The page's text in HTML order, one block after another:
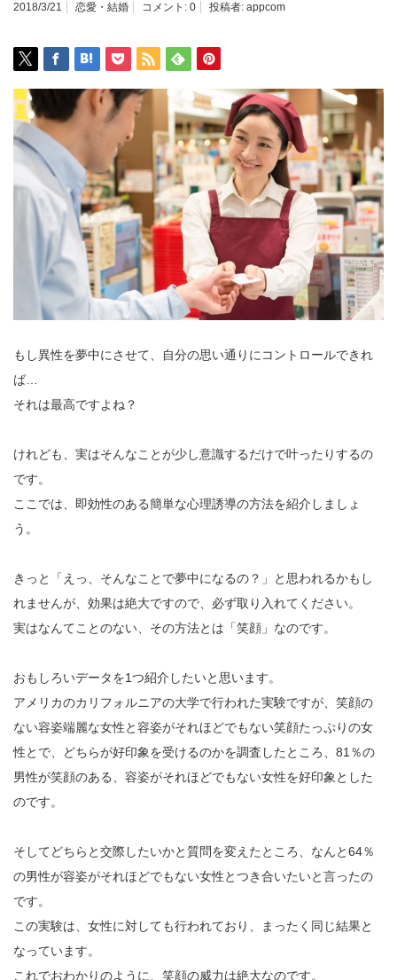
2018/3/21 恋愛・結婚 コメント: 0 投稿者: appcom
もし異性を夢中にさせて、自分の思い通りにコントロールできれ
ば…
それは最高ですよね？
けれども、実はそんなことが少し意識するだけで叶ったりするの
です。
ここでは、即効性のある簡単な心理誘導の方法を紹介しましょ
う。
きっと「えっ、そんなことで夢中になるの？」と思われるかもし
れませんが、効果は絶大ですので、必ず取り入れてください。
実はなんてことのない、その方法とは「笑顔」なのです。
おもしろいデータを1つ紹介したいと思います。
アメリカのカリフォルニアの大学で行われた実験ですが、笑顔の
ない容姿端麗な女性と容姿がそれほどでもない笑顔たっぷりの女
性とで、どちらが好印象を受けるのかを調査したところ、81％の
男性が笑顔のある、容姿がそれほどでもない女性を好印象とした
のです。
そしてどちらと交際したいかと質問を変えたところ、なんと64％
の男性が容姿がそれほどでもない女性とつき合いたいと言ったの
です。
この実験は、女性に対しても行われており、まったく同じ結果と
なっています。
これでおわかりのように、笑顔の威力は絶大なのです。